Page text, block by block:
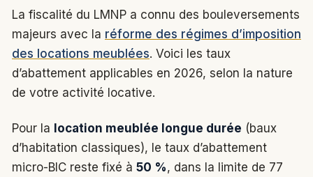
La fiscalité du LMNP a connu des bouleversements
majeurs avec la réforme des régimes d’imposition
des locations meublées. Voici les taux
d’abattement applicables en 2026, selon la nature
de votre activité locative.
Pour la location meublée longue durée (baux
d’habitation classiques), le taux d’abattement
micro-BIC reste fixé à 50 %, dans la limite de 77